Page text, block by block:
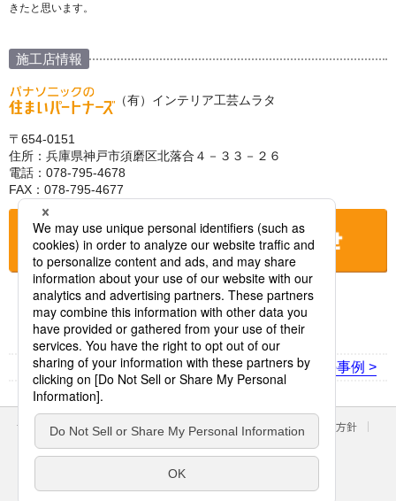
きたと思います。
施工店情報
（有）インテリア工芸ムラタ
〒654-0151
住所：兵庫県神戸市須磨区北落合４－３３－２６
電話：078-795-4678
FAX：078-795-4677
お店に電話をする
< 前の事例 次の事例 >
サイトのご利用にあたって クッキーポリシー
個人情報保護方針
パナソニック ホールディングス
Area/Country
パナソニック株式会社